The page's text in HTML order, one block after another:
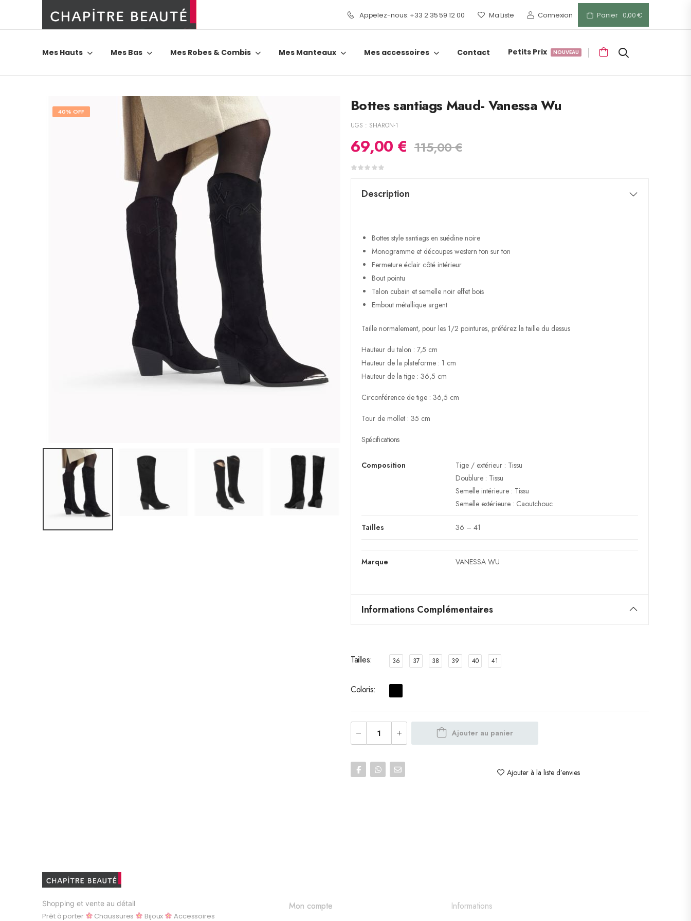
Appelez-nous: +33 2 35 59 12 00 Ma Liste Connexion Panier 0,00€
Mes Hauts Mes Bas Mes Robes & Combis Mes Manteaux Mes accessoires Contact Petits Prix NOUVEAU
40% OFF Bottes santiags Maud- Vanessa Wu
UGS : SHARON-1
69,00 € 115,00€
Description
Bottes style santiags en suédine noire
Monogramme et découpes western ton sur ton
Fermeture éclair côté intérieur
Bout pointu
Talon cubain et semelle noir effet bois
Embout métallique argent
Taille normalement, pour les 1/2 pointures, préférez la taille du dessus
Hauteur du talon : 7,5 cm
Hauteur de la plateforme : 1 cm
Hauteur de la tige : 36,5 cm
Circonférence de tige : 36,5 cm
Tour de mollet : 35 cm
Spécifications
Composition
Tige / extérieur : Tissu
Doublure : Tissu
Semelle intérieure : Tissu
Semelle extérieure : Caoutchouc
Tailles 36 – 41
Marque VANESSA WU
Informations Complémentaires
Tailles 36 37 38 39 40 41
Coloris
Ajouter au panier
Ajouter à la liste d’envies
Shopping et vente au détail
Prêt à porter Chaussures Bijoux Accessoires
Mon compte Informations